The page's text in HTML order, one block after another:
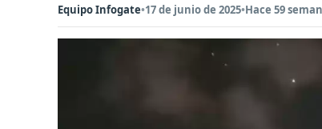
Equipo Infogate•17 de junio de 2025•Hace 59